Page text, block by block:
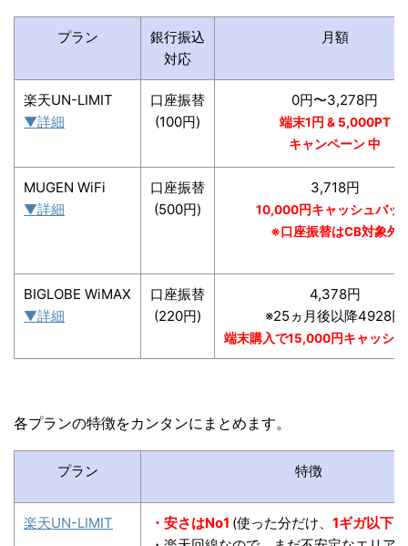
プラン
銀行振込
対応
月額
楽天UN-LIMIT
▼詳細
口座振替
(100円)
0円〜3,278円
端末1円 & 5,000PT
キャンペーン 中
MUGEN WiFi
▼詳細
口座振替
(500円)
3,718円
10,000円キャッシュバッ
※口座振替はCB対象外
BIGLOBE WiMAX
▼詳細
口座振替
(220円)
4,378円
※25ヵ月後以降4928円
端末購入で15,000円キャッシ
各プランの特徴をカンタンにまとめます。
プラン 特徴
楽天UN-LIMIT ・安さはNo1 (使った分だけ、 1ギガ以下